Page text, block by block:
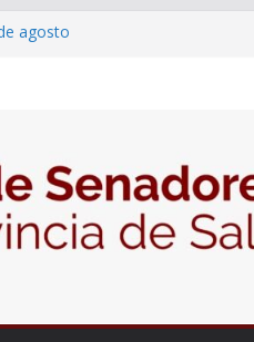
agosto
06/08/26 – Créase el Ente Salteño